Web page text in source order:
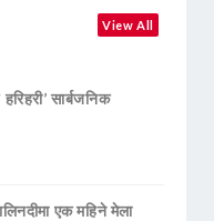
View All
सार्बजनिक
एक महिने मेला